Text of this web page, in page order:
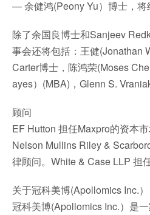
— 余健鸿(Peony Yu）博士，将
除了余国良博士和Sanjeev
事会还将包括：王健(Jonathan
Carter博士，陈鸿荣(Moses
ayes）(MBA)，Glenn S.
顾问
EF Hutton 担任Maxpro的资本
Nelson Mullins Riley &
律顾问。White & Case LLP 担
关于冠科美博(Apollomics Inc.）
冠科美博(Apollomics Inc.）是